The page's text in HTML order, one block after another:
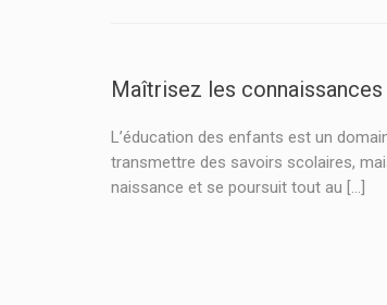
Maîtrisez les
L’éducation des enfants est un
transmettre des savoirs scolaires,
naissance et se poursuit tout au […]